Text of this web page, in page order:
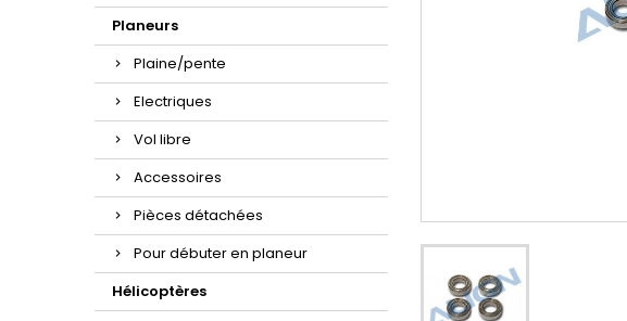
Planeurs
Plaine/pente
Electriques
Vol libre
Accessoires
Pièces détachées
Pour débuter en planeur
Hélicoptères